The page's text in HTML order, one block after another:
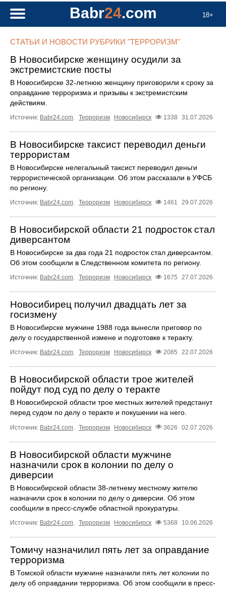
18+
Babr24.com
СТАТЬИ И НОВОСТИ РУБРИКИ "ТЕРРОРИЗМ"
В Новосибирске женщину осудили за
экстремистские посты
В Новосибирске 32-летнюю женщину приговорили к сроку за
оправдание терроризма и призывы к экстремистским
действиям.
Источник: Babr24.com. Терроризм Новосибирск 1338 31.07.2026
В Новосибирске таксист переводил деньги
террористам
В Новосибирске нелегальный таксист переводил деньги
террористической организации. Об этом рассказали в УФСБ
по региону.
Источник: Babr24.com. Терроризм Новосибирск 1461 29.07.2026
В Новосибирской области 21 подросток стал
диверсантом
В Новосибирске за два года 21 подросток стал диверсантом.
Об этом сообщили в Следственном комитета по региону.
Источник: Babr24.com. Терроризм Новосибирск 1675 27.07.2026
Новосибирец получил двадцать лет за
госизмену
В Новосибирске мужчине 1988 года вынесли приговор по
делу о государственной измене и подготовке к теракту.
Источник: Babr24.com. Терроризм Новосибирск 2085 22.07.2026
В Новосибирской области трое жителей
пойдут под суд по делу о теракте
В Новосибирской области трое местных жителей предстанут
перед судом по делу о теракте и покушении на него.
Источник: Babr24.com Терроризм Новосибирск 3626 02.07.2026
В Новосибирской области мужчине
назначили срок в колонии по делу о
диверсии
В Новосибирской области 38-летнему местному жителю
назначили срок в колонии по делу о диверсии. Об этом
сообщили в пресс-службе областной прокуратуры.
Источник: Babr24.com Терроризм Новосибирск 5368 10.06.2026
Томичу назначилил пять лет за оправдание
терроризма
В Томской области мужчине назначили пять лет колонии по
делу об оправдании терроризма. Об этом сообщили в пресс-